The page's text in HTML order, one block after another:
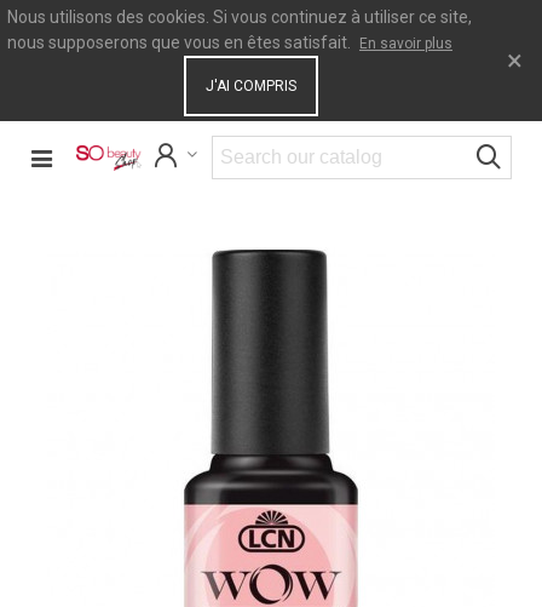
Nous utilisons des cookies. Si vous continuez à utiliser ce site,
nous supposerons que vous en êtes satisfait.
En savoir plus
J'AI COMPRIS
×